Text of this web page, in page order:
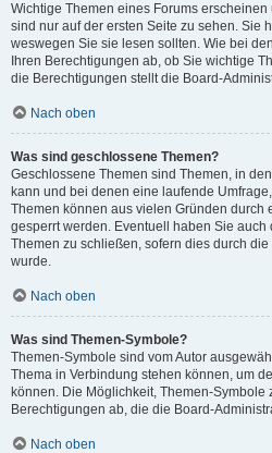
Wichtige Themen eines Forums
sind nur auf der ersten Seite zu sehen. Sie
weswegen Sie sie lesen sollten. Wie bei
Ihren Berechtigungen ab, ob Sie wichtige
die Berechtigungen stellt die Board-
Nach oben
Was sind geschlossene Themen?
Geschlossene Themen sind Themen, in
kann und bei denen eine laufende
Themen können aus vielen Gründen durch
gesperrt werden. Eventuell haben Sie
Themen zu schließen, sofern dies durch
wurde.
Nach oben
Was sind Themen-Symbole?
Themen-Symbole sind vom Autor
Thema in Verbindung stehen können, um
können. Die Möglichkeit, Themen-Symbole
Berechtigungen ab, die die Board-
Nach oben